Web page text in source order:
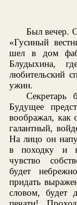
Был вечер.
«Гусиный
шел в дом
Блудыхина,
любительский
ужин.
Секретарь
Будущее
воображал, как
галантный,
На лицо он
в походку и
чувство
будет
придать
словом, будет